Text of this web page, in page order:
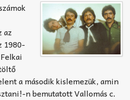
az
1980-
a második kislemezük, amin
n bemutatott Vallomás c.